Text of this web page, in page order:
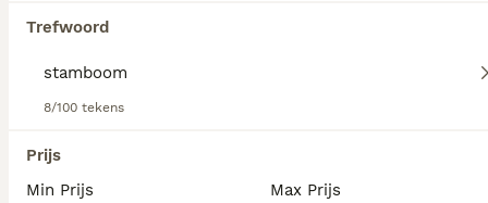
Trefwoord
8/100 tekens
Prijs
Min Prijs
Max Prijs
zelfverzekerd en onbevreesd.
Lees onze Appenzeller Sennenhond adviespagina voor
informatie over dit hondenras.
Als je toekomstige resultaten wil zien voor deze
exacte zoekopdracht, sla dan je zoekopdracht op en